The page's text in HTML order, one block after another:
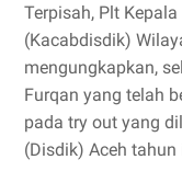
Terpisah, Plt
(Kacabdisdik)
mengungkapkan,
Furqan yang telah
pada try out yang
(Disdik) Aceh tahun